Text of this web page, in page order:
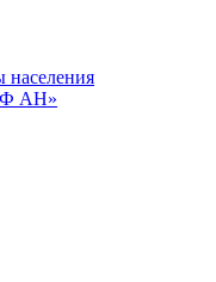
населения
АН»